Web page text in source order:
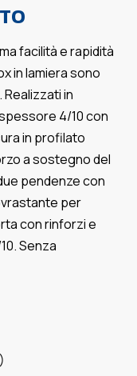
facilità e rapidità
in lamiera sono
in
4/10 con
in profilato
a sostegno del
pendenze con
per
con rinforzi e
Senza